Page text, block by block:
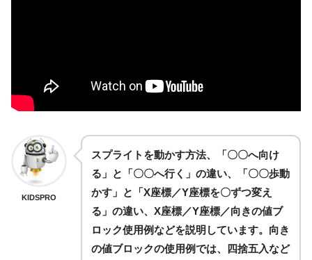
KIDSPRO
スプライトを動かす方法、「〇〇へ向け
る」と「〇〇へ行く」の違い、「〇〇歩動
かす」と「X座標／Y座標を〇ずつ変え
る」の違い、X座標／Y座標／向きの値ブ
ロック使用例などを説明しています。向き
の値ブロックの使用例では、四捨五入など